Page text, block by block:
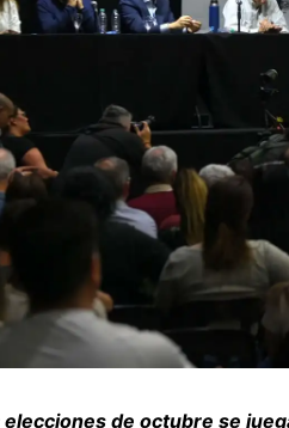
elecciones de octubre se